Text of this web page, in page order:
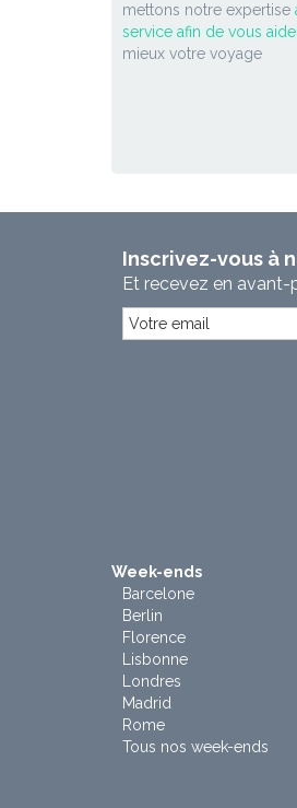
mettons notre expertise
service afin de vous
mieux votre voyage
Inscrivez-vous à
Et recevez en
Week-ends
Barcelone
Berlin
Florence
Lisbonne
Londres
Madrid
Rome
Tous nos week-ends